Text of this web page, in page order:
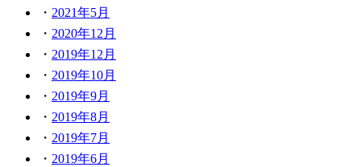
2021年5月
2020年12月
2019年12月
2019年10月
2019年9月
2019年8月
2019年7月
2019年6月